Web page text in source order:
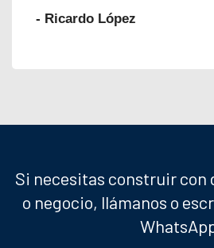
- Ricardo López
Si necesitas construir con
o negocio, llámanos o